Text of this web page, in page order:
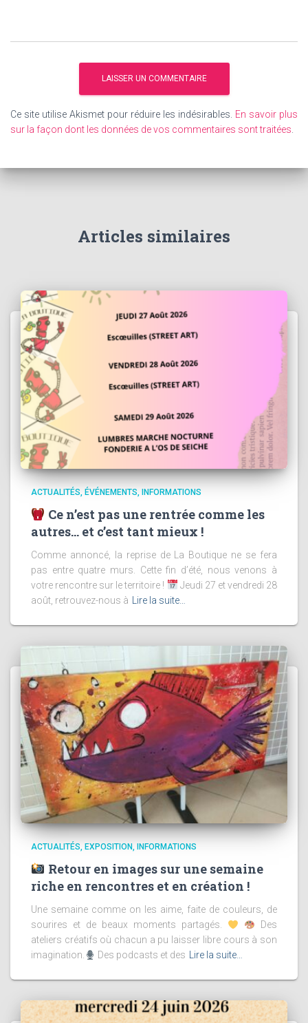
Ce site utilise Akismet pour réduire les indésirables. En savoir plus
sur la façon dont les données de vos commentaires sont traitées
Articles similaires
ACTUALITÉS ÉVÉNEMENTS INFORMATIONS
Ce n’est pas une rentrée comme les
autres… et c’est tant mieux !
Comme annoncé, la reprise de La Boutique ne se fera
pas entre quatre murs. Cette fin d’été, nous venons à
votre rencontre sur le territoire !
Jeudi 27 et vendredi 28
août, retrouvez-nous à
Lire la suite…
ACTUALITÉS EXPOSITION INFORMATIONS
Retour en images sur une semaine
riche en rencontres et en création !
Une semaine comme on les aime, faite de couleurs, de
sourires et de beaux moments partagés.
Des
ateliers créatifs où chacun a pu laisser libre cours à son
imagination.
Des podcasts et des Lire la suite…